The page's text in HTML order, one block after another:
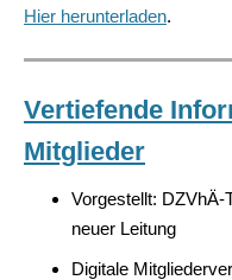
Hier herunterladen.
Vertiefende
Mitglieder
Vorgestellt: DZVhÄ-
neuer Leitung
Digitale